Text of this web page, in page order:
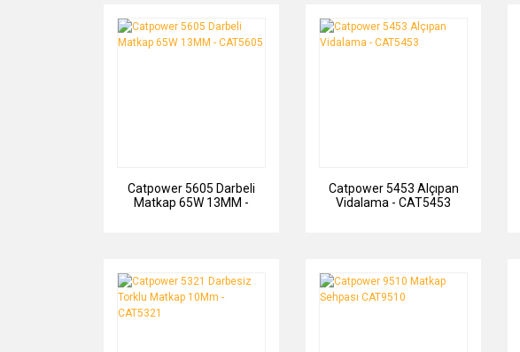
Catpower 5605 Darbeli
Matkap 65W 13MM -
Catpower 5453 Alçıpan
Vidalama - CAT5453